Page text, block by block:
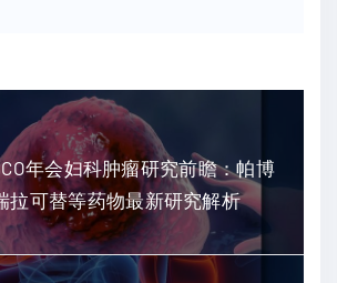
年会妇科肿瘤研究前瞻：帕博
拉可替等药物最新研究解析